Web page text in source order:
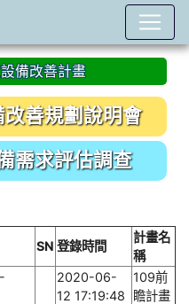
備改善計畫
善規劃說明會
需求評估調查
SN 登錄時間
計畫名
稱
2020-06-
12 17:19:48
109前
瞻計畫